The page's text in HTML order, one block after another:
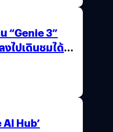
“Genie 3”
งไปเดินชมได้
Hub’